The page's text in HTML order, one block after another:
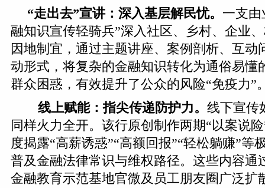
“走出去”宣讲：深入基层解民忧。 一支由
融知识宣传轻骑兵”深入社区、乡村、企业
因地制宜，通过主题讲座、案例剖析、互动
动形式，将复杂的金融知识转化为通俗易懂
群众困惑，有效提升了公众的风险“免疫力”
线上赋能：指尖传递防护力。 线下宣传
同样火力全开。该行原创制作两期“以案说
度揭露“高薪诱惑”“高额回报”“轻松躺赚”等
普及金融法律常识与维权路径。这些内容通
金融教育示范基地官微及员工朋友圈广泛扩